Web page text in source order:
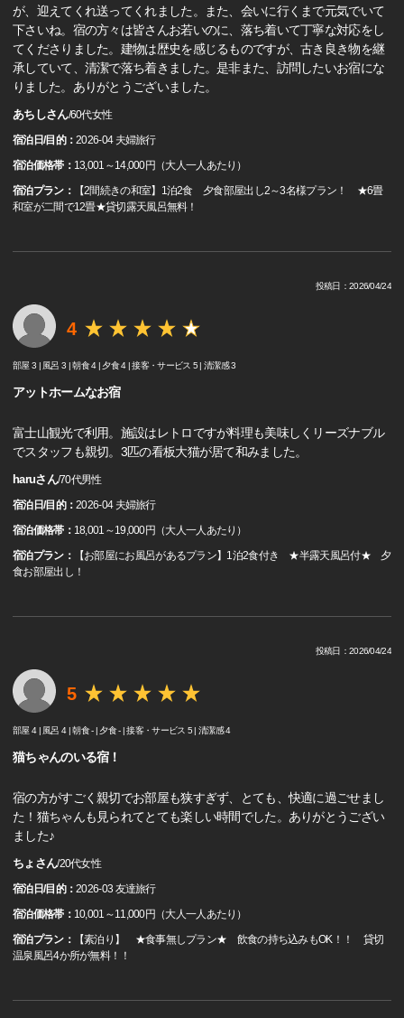
が、迎えてくれ送ってくれました。また、会いに行くまで元気でいて
下さいね。宿の方々は皆さんお若いのに、落ち着いて丁寧な対応をし
てくださりました。建物は歴史を感じるものですが、古き良き物を継
承していて、清潔で落ち着きました。是非また、訪問したいお宿にな
りました。ありがとうございました。
あちしさん/60代女性
宿泊日/目的：2026-04 夫婦旅行
宿泊価格帯： 13,001～14,000円（大人一人あたり）
宿泊プラン：
【2間続きの和室】1泊2食 夕食部屋出し2～3名様プラン！ ★6畳
和室が二間で12畳★貸切露天風呂無料！
投稿日：2026/04/24
4
部屋 3 | 風呂 3 |朝食 4 | 夕食 4 |接客・サービス 5 |清潔感 3
アットホームなお宿
富士山観光で利用。施設はレトロですが料理も美味しくリーズナブル
でスタッフも親切。3匹の看板大猫が居て和みました。
haruさん/70代男性
宿泊日/目的：2026-04 夫婦旅行
宿泊価格帯： 18,001～19,000円（大人一人あたり）
宿泊プラン：
【お部屋にお風呂があるプラン】1泊2食付き ★半露天風呂付★ 夕
食お部屋出し！
投稿日：2026/04/24
5
部屋 4 | 風呂 4 |朝食 - | 夕食 - |接客・サービス 5 |清潔感 4
猫ちゃんのいる宿！
宿の方がすごく親切でお部屋も狭すぎず、とても、快適に過ごせまし
た！猫ちゃんも見られてとても楽しい時間でした。ありがとうござい
ました♪
ちょさん/20代女性
宿泊日/目的：2026-03 友達旅行
宿泊価格帯： 10,001～11,000円（大人一人あたり）
宿泊プラン：
【素泊り】 ★食事無しプラン★ 飲食の持ち込みもOK！！ 貸切
温泉風呂4か所が無料！！